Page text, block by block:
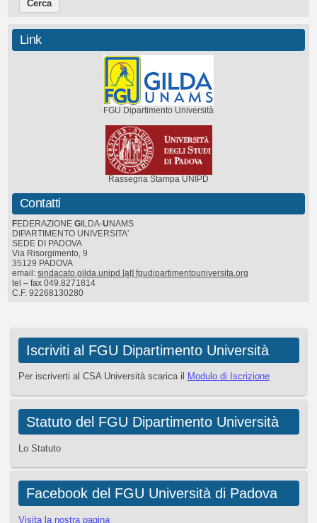
Link
FGU Dipartimento Università
Rassegna Stampa UNIPD
Contatti
FEDERAZIONE G ILDA-U NAMS
DIPARTIMENTO UNIVERSITA'
SEDE DI PADOVA
Via Risorgimento, 9
35129 PADOVA
email:sindacato.gilda.unipd [at] fgudipartimentouniversita.org
tel – fax 049.8271814
C.F. 92268130280
Iscriviti al FGU Dipartimento Università
Per iscriverti al CSA Università scarica il Modulo di Iscrizione
Statuto del FGU Dipartimento Università
Lo Statuto
Facebook del FGU Università di Padova
Visita la nostra pagina